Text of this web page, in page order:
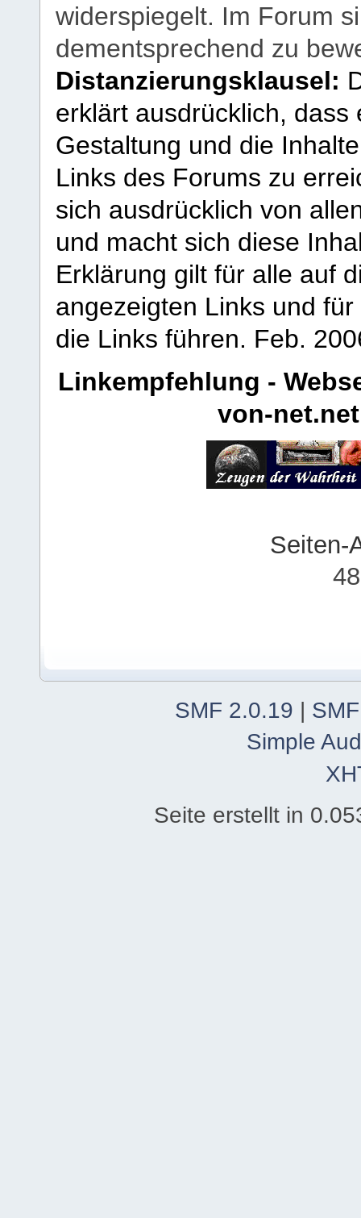
widerspiegelt. Im Forum
dementsprechend zu
Distanzierungsklausel:
erklärt ausdrücklich,
Gestaltung und die
Links des Forums zu
sich ausdrücklich von
und macht sich diese
Erklärung gilt für alle auf
angezeigten Links und
die Links führen. Feb.
Linkempfehlung -
von-net.net
Seiten-
SMF 2.0.19
Simple
Seite erstellt in